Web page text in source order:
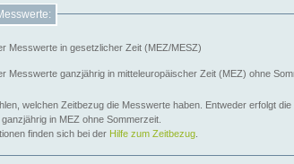
Messwerte in gesetzlicher Zeit (MEZ/MESZ)
Messwerte ganzjährig in mitteleuropäischer Zeit (MEZ) ohne
welchen Zeitbezug die Messwerte haben. Entweder erfolgt
in MEZ ohne Sommerzeit.
finden sich bei der Hilfe zum Zeitbezug